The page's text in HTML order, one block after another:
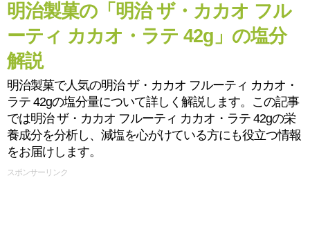
明治製菓の「明治 ザ・カカオ フル
ーティ カカオ・ラテ 42g」の塩分
解説
明治製菓で人気の明治 ザ・カカオ フルーティ カカオ・
ラテ 42gの塩分量について詳しく解説します。この記事
では明治 ザ・カカオ フルーティ カカオ・ラテ 42gの栄
養成分を分析し、減塩を心がけている方にも役立つ情報
をお届けします。
スポンサーリンク